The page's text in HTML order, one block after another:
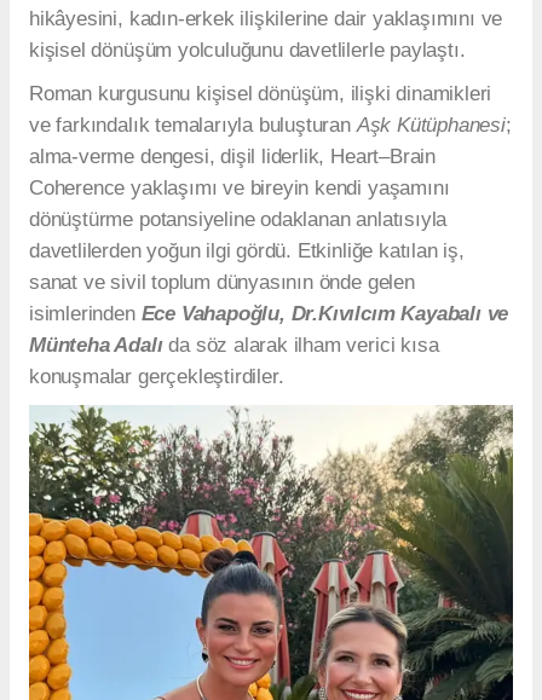
hikâyesini, kadın-erkek ilişkilerine dair yaklaşımını ve
kişisel dönüşüm yolculuğunu davetlilerle paylaştı.
Roman kurgusunu kişisel dönüşüm, ilişki dinamikleri
ve farkındalık temalarıyla buluşturan Aşk Kütüphanesi;
alma-verme dengesi, dişil liderlik, Heart–Brain
Coherence yaklaşımı ve bireyin kendi yaşamını
dönüştürme potansiyeline odaklanan anlatısıyla
davetlilerden yoğun ilgi gördü. Etkinliğe katılan iş,
sanat ve sivil toplum dünyasının önde gelen
isimlerinden Ece Vahapoğlu, Dr.Kıvılcım Kayabalı ve
Münteha Adalıda söz alarak ilham verici kısa
konuşmalar gerçekleştirdiler.